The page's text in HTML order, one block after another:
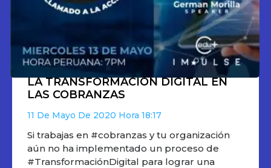
LA TRANSFORMACIÓN DIGITAL EN
LAS COBRANZAS
11 De Mayo De 2020 18:17
Si trabajas en #cobranzas y tu organización
aún no ha implementado un proceso de
#TransformaciónDigital para lograr una